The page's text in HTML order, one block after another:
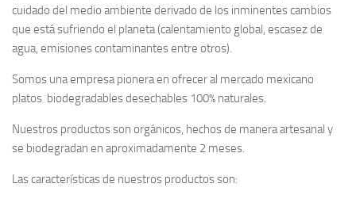
cuidado del medio ambiente derivado de los inminentes cambios
que está sufriendo el planeta (calentamiento global, escasez de
agua, emisiones contaminantes entre otros).
Somos una empresa pionera en ofrecer al mercado mexicano
platos biodegradables desechables 100% naturales.
Nuestros productos son orgánicos, hechos de manera artesanal y
se biodegradan en aproximadamente 2 meses.
Las características de nuestros productos son: